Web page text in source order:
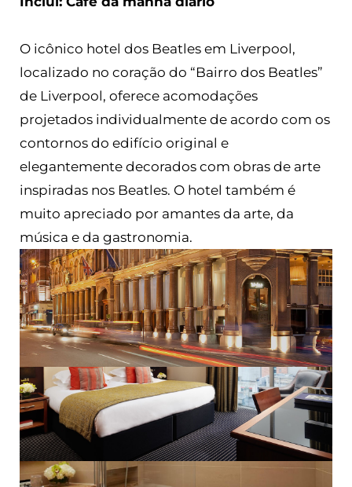
O icônico hotel dos Beatles em Liverpool,
localizado no coração do “Bairro dos Beatles”
de Liverpool, oferece acomodações
projetados individualmente de acordo com os
contornos do edifício original e
elegantemente decorados com obras de arte
inspiradas nos Beatles. O hotel também é
muito apreciado por amantes da arte, da
música e da gastronomia.